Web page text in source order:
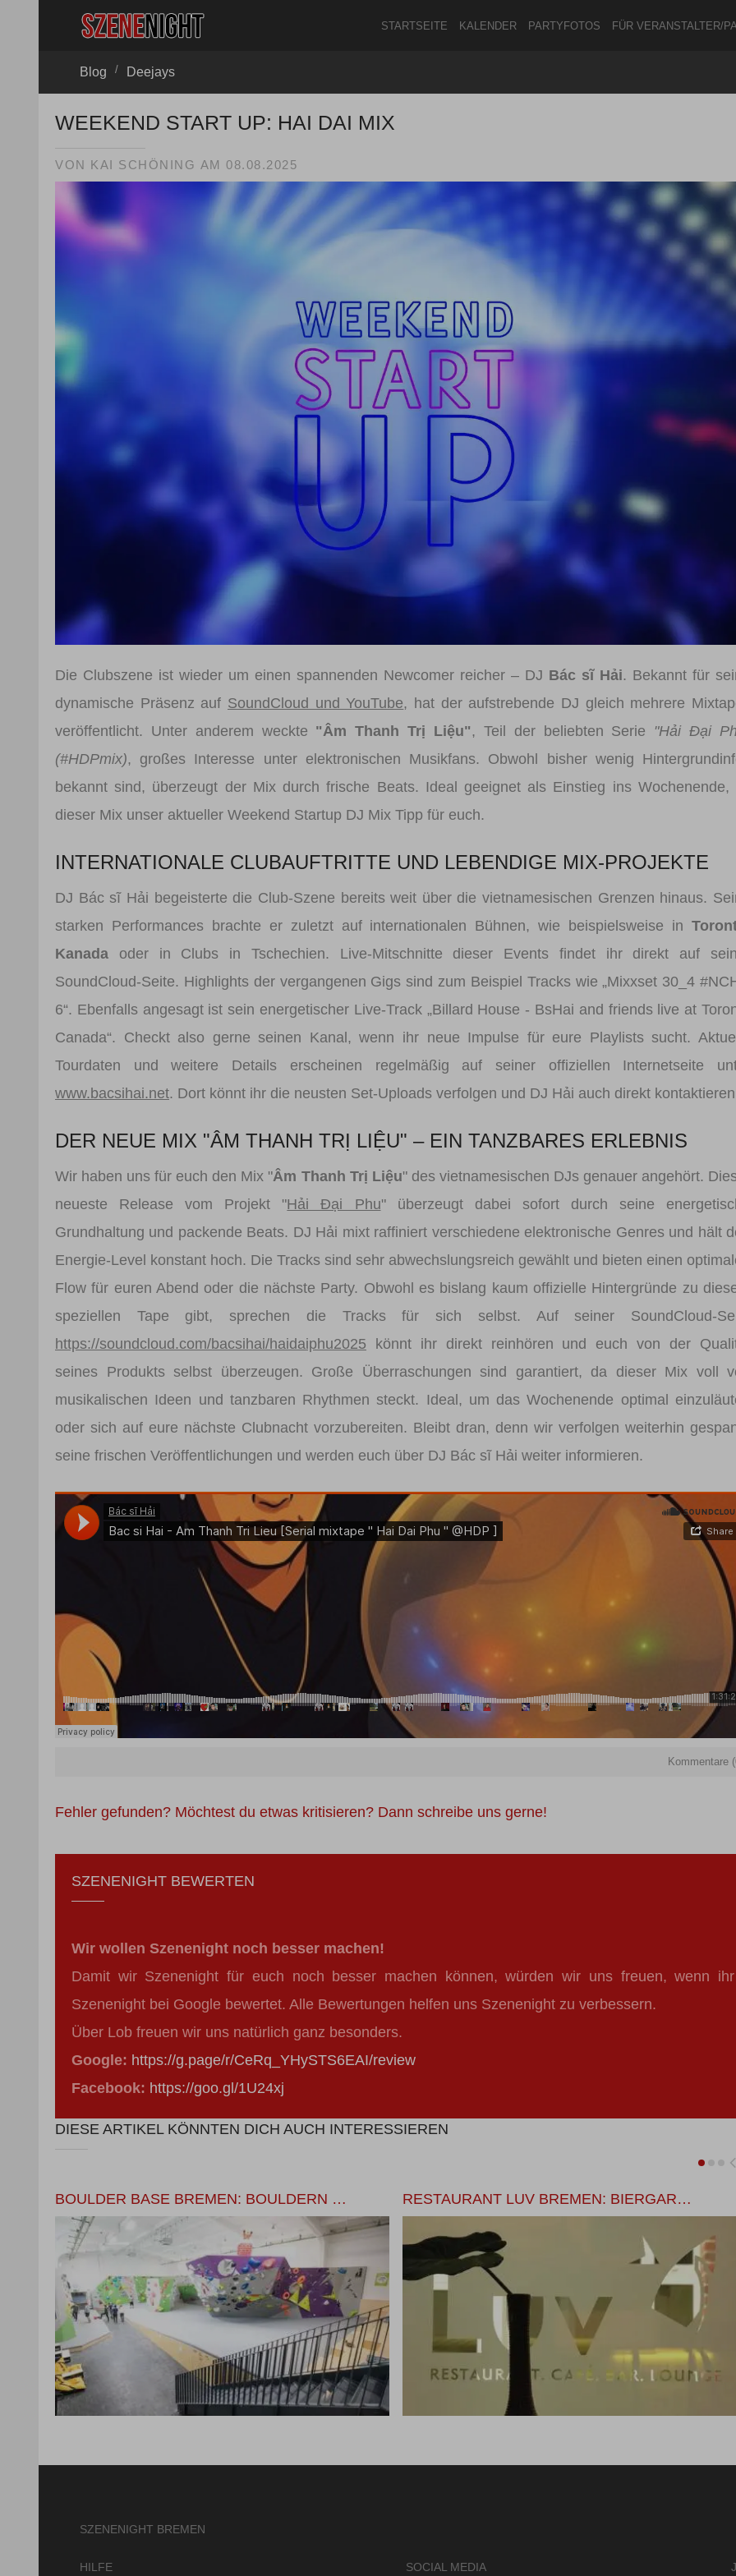
STARTSEITE KALENDER PARTYFOTOS FÜR VERANSTALTER/
Blog / Deejays
WEEKEND START UP: HAI DAI MIX
VON KAI SCHÖNING AM 08.08.2025
Die Clubszene ist wieder um einen spannenden Newcomer reicher – DJ Bác sĩ Hải. Bekannt für
dynamische Präsenz auf SoundCloud und YouTube, hat der aufstrebende DJ gleich mehrere
veröffentlicht. Unter anderem weckte "Âm Thanh Trị Liệu", Teil der beliebten Serie "Hải Đại
(#HDPmix), großes Interesse unter elektronischen Musikfans. Obwohl bisher wenig
bekannt sind, überzeugt der Mix durch frische Beats. Ideal geeignet als Einstieg ins Wochenende,
dieser Mix unser aktueller Weekend Startup DJ Mix Tipp für euch.
INTERNATIONALE CLUBAUFTRITTE UND LEBENDIGE MIX-PROJEKTE
DJ Bác sĩ Hải begeisterte die Club-Szene bereits weit über die vietnamesischen Grenzen hinaus.
starken Performances brachte er zuletzt auf internationalen Bühnen, wie beispielsweise in
Kanada oder in Clubs in Tschechien. Live-Mitschnitte dieser Events findet ihr direkt auf
SoundCloud-Seite. Highlights der vergangenen Gigs sind zum Beispiel Tracks wie „Mixxset 30_4
6“. Ebenfalls angesagt ist sein energetischer Live-Track „Billard House - BsHai and friends live at
Canada“. Checkt also gerne seinen Kanal, wenn ihr neue Impulse für eure Playlists sucht.
Tourdaten und weitere Details erscheinen regelmäßig auf seiner offiziellen Internetseite
www.bacsihai.net. Dort könnt ihr die neusten Set-Uploads verfolgen und DJ Hải auch direkt
DER NEUE MIX "ÂM THANH TRỊ LIỆU" – EIN TANZBARES ERLEBNIS
Wir haben uns für euch den Mix "Âm Thanh Trị Liệu" des vietnamesischen DJs genauer angehört.
neueste Release vom Projekt "Hải Đại Phu" überzeugt dabei sofort durch seine
Grundhaltung und packende Beats. DJ Hải mixt raffiniert verschiedene elektronische Genres und hält
Energie-Level konstant hoch. Die Tracks sind sehr abwechslungsreich gewählt und bieten einen
Flow für euren Abend oder die nächste Party. Obwohl es bislang kaum offizielle Hintergründe zu
speziellen Tape gibt, sprechen die Tracks für sich selbst. Auf seiner SoundCloud-
https://soundcloud.com/bacsihai/haidaiphu2025 könnt ihr direkt reinhören und euch von der
seines Produkts selbst überzeugen. Große Überraschungen sind garantiert, da dieser Mix voll
musikalischen Ideen und tanzbaren Rhythmen steckt. Ideal, um das Wochenende optimal
oder sich auf eure nächste Clubnacht vorzubereiten. Bleibt dran, denn wir verfolgen weiterhin
seine frischen Veröffentlichungen und werden euch über DJ Bác sĩ Hải weiter informieren.
Kommentare (
Fehler gefunden? Möchtest du etwas kritisieren? Dann schreibe uns gerne!
SZENENIGHT BEWERTEN
Wir wollen Szenenight noch besser machen!
Damit wir Szenenight für euch noch besser machen können, würden wir uns freuen, wenn ihr
Szenenight bei Google bewertet. Alle Bewertungen helfen uns Szenenight zu verbessern.
Über Lob freuen wir uns natürlich ganz besonders.
Google: https://g.page/r/CeRq_YHySTS6EAI/review
Facebook: https://goo.gl/1U24xj
DIESE ARTIKEL KÖNNTEN DICH AUCH INTERESSIEREN
BOULDER BASE BREMEN: BOULDERN … RESTAURANT LUV BREMEN: BIERGAR…
SZENENIGHT BREMEN
HILFE SOCIAL MEDIA
Angemeldet bleiben
ANMELDEN
Registrieren
Benutzername vergessen
Passwort vergessen
Anmelden über ein Soziales Netzwerk
Mit Facebook anmelden
Mit Google anmelden